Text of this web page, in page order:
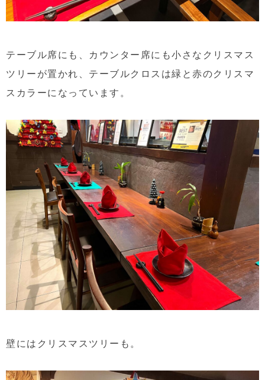
テーブル席にも、カウンター席にも小さなクリスマス
ツリーが置かれ、テーブルクロスは緑と赤のクリスマ
スカラーになっています。
壁にはクリスマスツリーも。